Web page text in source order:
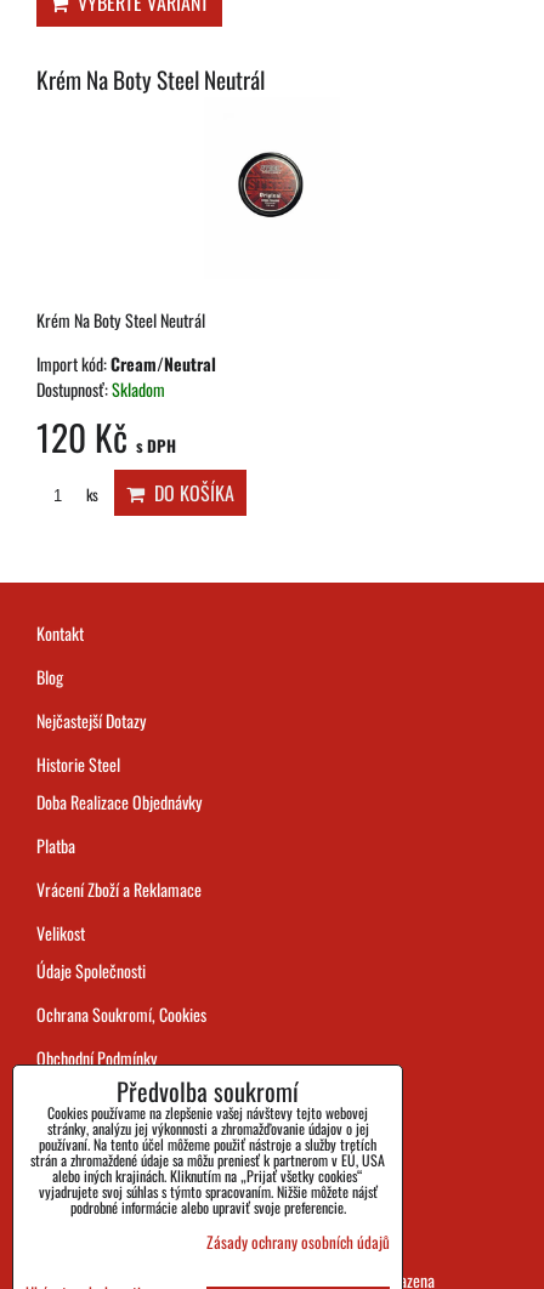
Krém Na Boty Steel Neutrál
Krém Na Boty Steel Neutrál
Import kód:Cream/Neutral
Dostupnosť:Skladom
120 Kč s DPH
ks DO KOŠÍKA
Kontakt
Blog
Nejčastejší Dotazy
Historie Steel
Doba Realizace Objednávky
Platba
Vrácení Zboží a Reklamace
Velikost
Údaje Společnosti
Ochrana Soukromí, Cookies
Obchodní Podmínky
Sledování Zásilek
SHOES&BOOTS s.r.o. 2026 všechna práva vyhrazena
Předvolba soukromí
Cookies používame na zlepšenie vašej návštevy tejto webovej
stránky, analýzu jej výkonnosti a zhromažďovanie údajov o jej
používaní. Na tento účel môžeme použiť nástroje a služby tretích
strán a zhromaždené údaje sa môžu preniesť k partnerom v EÚ, USA
alebo iných krajinách. Kliknutím na „Prijať všetky cookies“
vyjadrujete svoj súhlas s týmto spracovaním. Nižšie môžete nájsť
podrobné informácie alebo upraviť svoje preferencie.
Zásady ochrany osobních údajů